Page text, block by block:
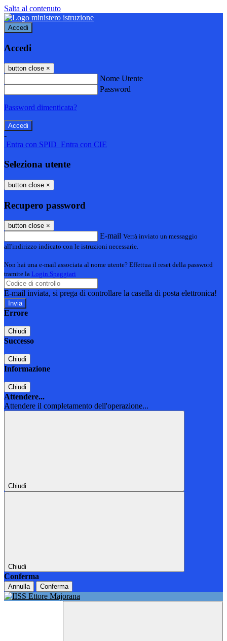
Salta al contenuto
Accedi
Accedi
button close ×
Nome Utente
Password
Password dimenticata?
-
Entra con SPID Entra con CIE
Seleziona utente
button close ×
Recupero password
button close ×
E-mail Verrà inviato un messaggio
all'indirizzo indicato con le istruzioni necessarie.
Non hai una e-mail associata al nome utente? Effettua il reset della password
tramite la Login Spaggiari
E-mail inviata, si prega di controllare la casella di posta elettronica!
Errore
Chiudi
Successo
Chiudi
Informazione
Chiudi
Attendere...
Attendere il completamento dell'operazione...
Chiudi
Chiudi
Conferma
Annulla Conferma